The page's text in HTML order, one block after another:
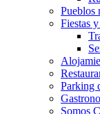
Pueblos
Fiestas
Parking
Somos